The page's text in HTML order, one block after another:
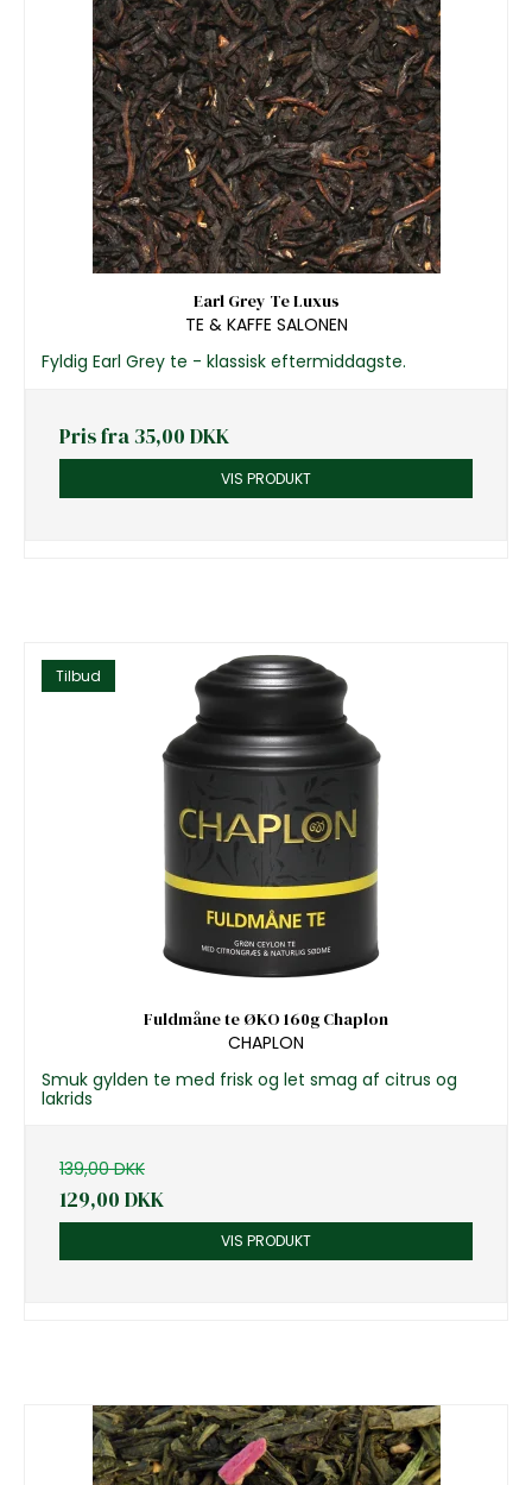
Earl Grey Te Luxus
TE & KAFFE SALONEN
Fyldig Earl Grey te - klassisk eftermiddagste.
Pris fra35,00 DKK
VIS PRODUKT
Tilbud
Fuldmåne te ØKO 160g Chaplon
CHAPLON
Smuk gylden te med frisk og let smag af citrus og
lakrids
139,00 DKK
129,00 DKK
VIS PRODUKT